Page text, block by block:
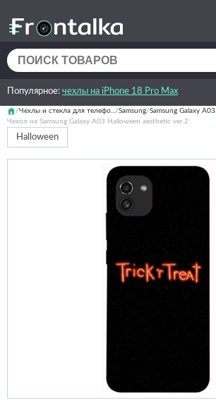
Популярное: чехлы на iPhone 18 Pro Max
Чехлы и стекла для телефо... Samsung Samsung Galaxy A03
Чехол на Samsung Galaxy A03 Halloween aesthetic ver.2
Halloween